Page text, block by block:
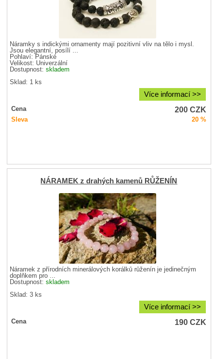
Náramky s indickými ornamenty mají pozitivní vliv na tělo i mysl.
Jsou elegantní, posílí ...
Pohlaví: Pánské
Velikost: Univerzální
Dostupnost:skladem
Sklad: 1 ks
Více informací >>
Cena 200CZK
Sleva 20 %
NÁRAMEK z drahých kamenů RŮŽENÍN
Náramek z přírodních minerálových korálků růženín je jedinečným
doplňkem pro ...
Dostupnost:skladem
Sklad: 3 ks
Více informací >>
Cena 190CZK